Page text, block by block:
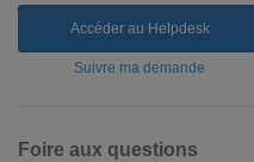
Accéder au Helpdesk
Suivre ma demande
Foire aux questions